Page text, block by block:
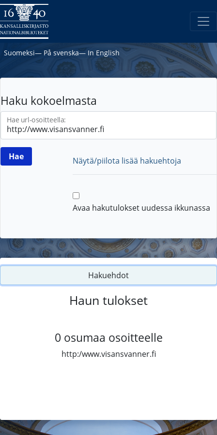
Suomeksi― På svenska― In English
Haku kokoelmasta
Hae url-osoitteella:
Näytä/piilota lisää hakuehtoja
Avaa hakutulokset uudessa ikkunassa
Hakuehdot
Haun tulokset
0 osumaa osoitteelle
http:/www.visansvanner.fi